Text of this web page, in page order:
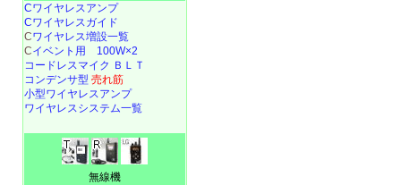
Cワイヤレスアンプ
Cワイヤレスガイド
Cワイヤレス増設一覧
Cイベント用 100W×2
コードレスマイク ＢＬＴ
コンデンサ型 売れ筋
小型ワイヤレスアンプ
ワイヤレスシステム一覧
無線機